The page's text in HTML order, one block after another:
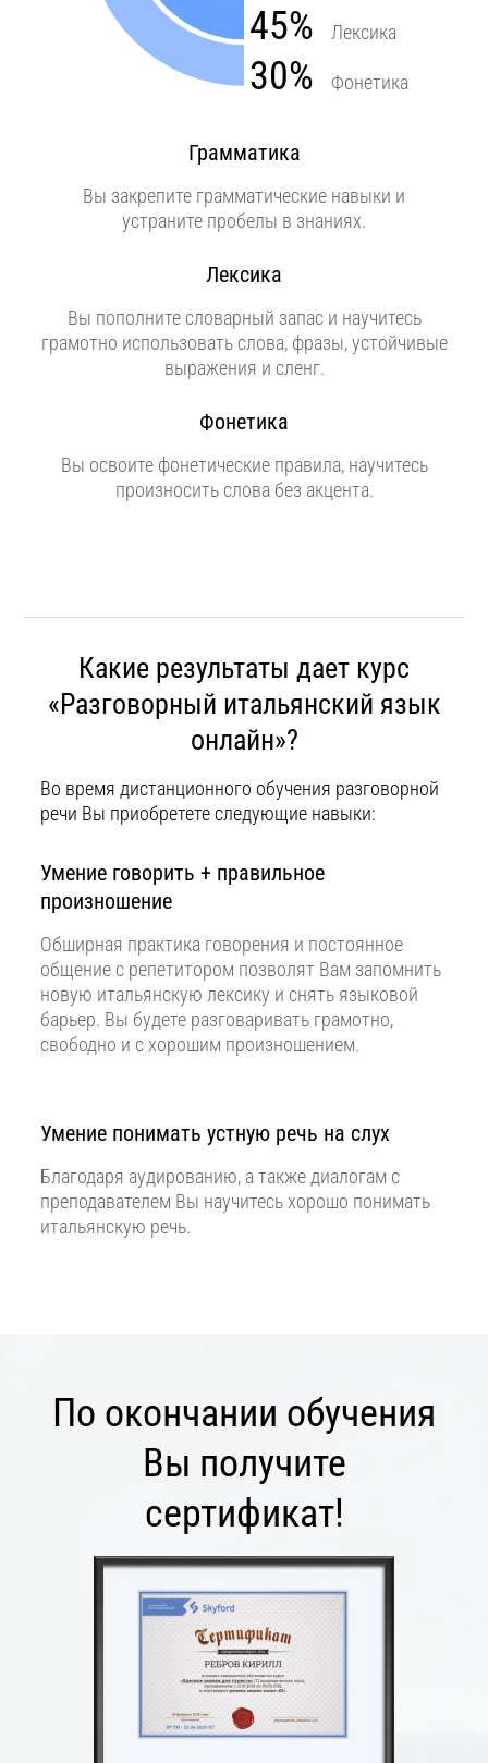
45% Лексика
30% Фонетика
Грамматика
Вы закрепите грамматические навыки и
устраните пробелы в знаниях.
Лексика
Вы пополните словарный запас и научитесь
грамотно использовать слова, фразы, устойчивые
выражения и сленг.
Фонетика
Вы освоите фонетические правила, научитесь
произносить слова без акцента.
Какие результаты дает курс
«Разговорный итальянский язык
онлайн»?
Во время дистанционного обучения разговорной
речи Вы приобретете следующие навыки:
Умение говорить + правильное
произношение
Обширная практика говорения и постоянное
общение с репетитором позволят Вам запомнить
новую итальянскую лексику и снять языковой
барьер. Вы будете разговаривать грамотно,
свободно и с хорошим произношением.
Умение понимать устную речь на слух
Благодаря аудированию, а также диалогам с
преподавателем Вы научитесь хорошо понимать
итальянскую речь.
По окончании обучения
Вы получите
сертификат!